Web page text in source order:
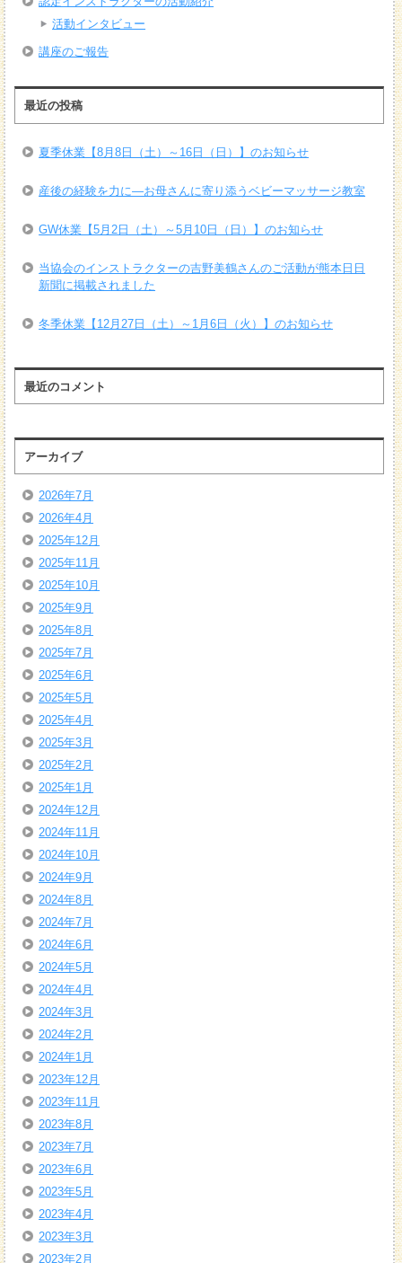
活動インタビュー
講座のご報告
最近の投稿
夏季休業【8月8日（土）～16日（日）】のお知らせ
産後の経験を力に―お母さんに寄り添うベビーマッサージ教室
GW休業【5月2日（土）～5月10日（日）】のお知らせ
当協会のインストラクターの吉野美鶴さんのご活動が熊本日日
新聞に掲載されました
冬季休業【12月27日（土）～1月6日（火）】のお知らせ
最近のコメント
アーカイブ
2026年7月
2026年4月
2025年12月
2025年11月
2025年10月
2025年9月
2025年8月
2025年7月
2025年6月
2025年5月
2025年4月
2025年3月
2025年2月
2025年1月
2024年12月
2024年11月
2024年10月
2024年9月
2024年8月
2024年7月
2024年6月
2024年5月
2024年4月
2024年3月
2024年2月
2024年1月
2023年12月
2023年11月
2023年8月
2023年7月
2023年6月
2023年5月
2023年4月
2023年3月
2023年2月